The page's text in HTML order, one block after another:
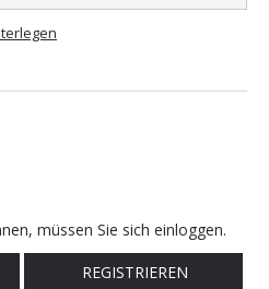
müssen Sie sich einloggen.
REGISTRIEREN